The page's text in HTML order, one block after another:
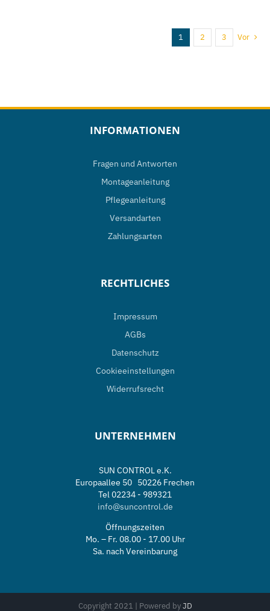
Optionen
können
der
Produktseite
gewählt
werden
1 2 3 Vor
INFORMATIONEN
Fragen und Antworten
Montageanleitung
Pflegeanleitung
Versandarten
Zahlungsarten
RECHTLICHES
Impressum
AGBs
Datenschutz
Cookieeinstellungen
Widerrufsrecht
UNTERNEHMEN
SUN CONTROL e.K.
Europaallee 50 50226 Frechen
Tel 02234 - 989321
info@suncontrol.de
Öffnungszeiten
Mo. – Fr. 08.00 - 17.00 Uhr
Sa. nach Vereinbarung
Copyright 2021 | Powered byJD